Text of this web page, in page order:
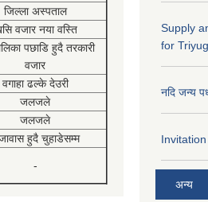
जिल्ला अस्पताल
वजार नया वस्ति
पछाडि हुदै तरकारी
वजार
वगाहा ढल्के देउरी
जलजले
जलजले
हुदै चुहाडेसम्म
-
Supply
for
नदि जन्य
अन्य